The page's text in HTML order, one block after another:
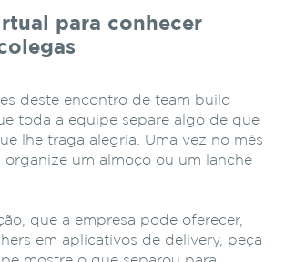
para conhecer
deste encontro de team build
toda a equipe separe algo de que
lhe traga alegria. Uma vez no mês
organize um almoço ou um lanche
que a empresa pode oferecer,
em aplicativos de delivery, peça